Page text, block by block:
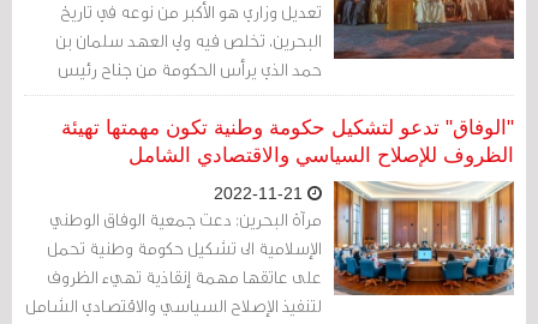
تعديل وزاري هو الأكبر من نوعه في تاريخ
البحرين، تخلص فيه ولي العهد سلمان بن
حمد الذي يرأس الحكومة من جناح رئيس
الوزراء الراحل خليفة بن سلمان، بالإضافة إلى
إزاحة معظم الوزراء المحسوبين على الخوالد
أبرزهم وزير العدل خالد بن علي ووزير النفط
محمد بن خليفة نجل المشير.
"الوفاق" تدعو لتشكيل حكومة وطنية تكون مهمتها تهيئة
الظروف للإصلاح السياسي والاقتصادي الشامل
مرآة البحرين: دعت جمعية الوفاق الوطني
الإسلامية الى تشكيل حكومة وطنية تحمل
على عاتقها مهمة إنقاذية تهيء الظروف
لتنفيذ الإصلاح السياسي والاقتصادي الشامل